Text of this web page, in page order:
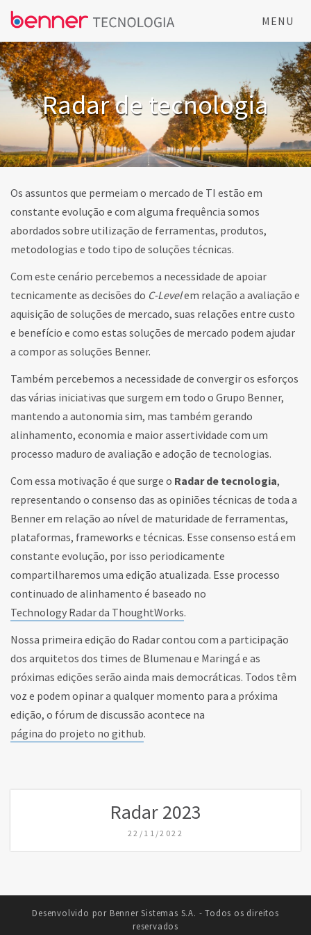
MENU
Radar de tecnologia
Os assuntos que permeiam o mercado de TI estão em
constante evolução e com alguma frequência somos
abordados sobre utilização de ferramentas, produtos,
metodologias e todo tipo de soluções técnicas.
Com este cenário percebemos a necessidade de apoiar
tecnicamente as decisões do C-Levelem relação a avaliação e
aquisição de soluções de mercado, suas relações entre custo
e benefício e como estas soluções de mercado podem ajudar
a compor as soluções Benner.
Também percebemos a necessidade de convergir os esforços
das várias iniciativas que surgem em todo o Grupo Benner,
mantendo a autonomia sim, mas também gerando
alinhamento, economia e maior assertividade com um
processo maduro de avaliação e adoção de tecnologias.
Com essa motivação é que surge o Radar de tecnologia,
representando o consenso das as opiniões técnicas de toda a
Benner em relação ao nível de maturidade de ferramentas,
plataformas, frameworks e técnicas. Esse consenso está em
constante evolução, por isso periodicamente
compartilharemos uma edição atualizada. Esse processo
continuado de alinhamento é baseado no
Technology Radar da ThoughtWorks.
Nossa primeira edição do Radar contou com a participação
dos arquitetos dos times de Blumenau e Maringá e as
próximas edições serão ainda mais democráticas. Todos têm
voz e podem opinar a qualquer momento para a próxima
edição, o fórum de discussão acontece na
página do projeto no github.
Radar 2023
22/11/2022
Desenvolvido por Benner Sistemas S.A. - Todos os direitos
reservados